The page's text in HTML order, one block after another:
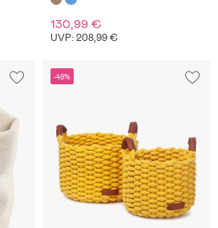
130,99 €
UVP: 208,99 €
-49%